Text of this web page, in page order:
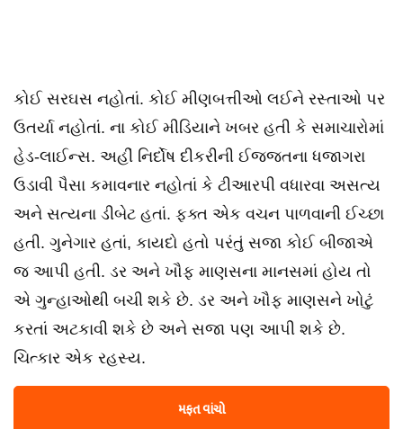
કોઈ સરઘસ નહોતાં. કોઈ મીણબત્તીઓ લઈને રસ્તાઓ પર
ઉતર્યા નહોતાં. ના કોઈ મીડિયાને ખબર હતી કે સમાચારોમાં
હેડ-લાઈન્સ. અહીં નિર્દોષ દીકરીની ઈજ્જતના ધજાગરા
ઉડાવી પૈસા કમાવનાર નહોતાં કે ટીઆરપી વધારવા અસત્ય
અને સત્યના ડીબેટ હતાં. ફક્ત એક વચન પાળવાની ઈચ્છા
હતી. ગુનેગાર હતાં, કાયદો હતો પરંતું સજા કોઈ બીજાએ
જ આપી હતી. ડર અને ખૌફ માણસના માનસમાં હોય તો
એ ગુન્હાઓથી બચી શકે છે. ડર અને ખૌફ માણસને ખોટું
કરતાં અટકાવી શકે છે અને સજા પણ આપી શકે છે.
ચિત્કાર એક રહસ્ય.
મફત વાંચો